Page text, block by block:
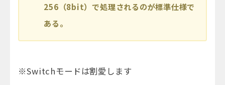
256（8bit）で処理されるのが標準仕様で
ある。
※Switchモードは割愛します